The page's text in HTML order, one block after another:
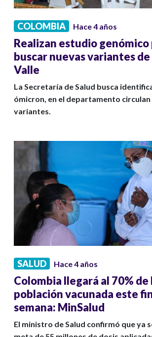
COLOMBIA Hace 4 años
Realizan estudio genómico
buscar nuevas variantes
Valle
La Secretaría de Salud busca
ómicron, en el departamento
variantes.
SALUD Hace 4 años
Colombia llegará al 70% de
población vacunada este
semana: MinSalud
El ministro de Salud confirmó que ya